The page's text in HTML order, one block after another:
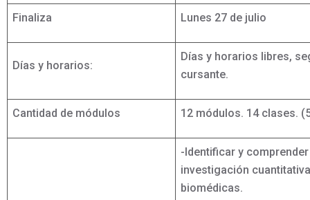
Finaliza Lunes 27 de julio
Días y horarios:
Días y horarios libres,
cursante.
Cantidad de módulos 12 módulos. 14 clases.
-Identificar y
investigación
biomédicas.